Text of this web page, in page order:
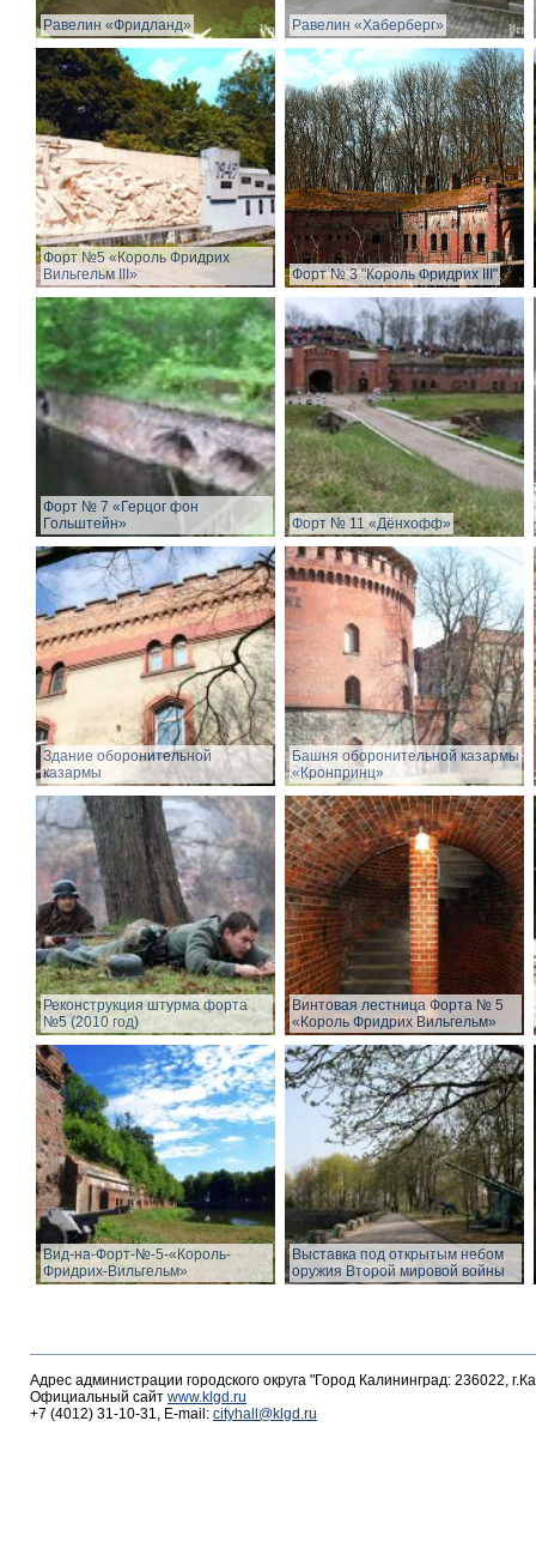
Равелин «Фридланд» Равелин «Хаберберг»
Форт №5 «Король Фридрих
Вильгельм III»
Форт № 3 "Король Фридрих III"
Форт № 7 «Герцог фон
Гольштейн»
Форт № 11 «Дёнхофф»
Здание оборонительной
казармы
Башня оборонительной казармы
«Кронпринц»
Реконструкция штурма форта
№5 (2010 год)
Винтовая лестница Форта № 5
«Король Фридрих Вильгельм»
Вид-на-Форт-№-5-«Король-
Фридрих-Вильгельм»
Выставка под открытым небом
оружия Второй мировой войны
Адрес администрации городского округа "Город Калининград: 236022,
Официальный сайт www.klgd.ru
+7 (4012) 31-10-31, E-mail: cityhall@klgd.ru